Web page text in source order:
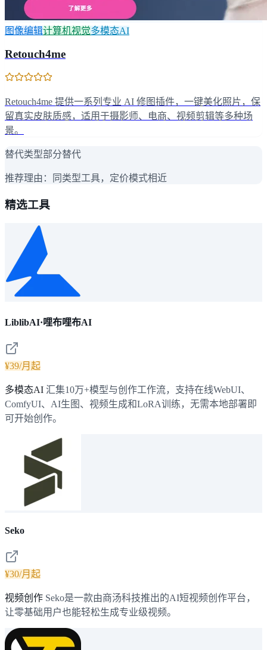
图像编辑计算机视觉多模态AI
Retouch4me
Retouch4me 提供一系列专业 AI 修图插件，一键美化照片，保
留真实皮肤质感，适用于摄影师、电商、视频剪辑等多种场
景。
替代类型部分替代
推荐理由： 同类型工具，定价模式相近
精选工具
LiblibAI·哩布哩布AI
¥39/月起
多模态AI 汇集10万+模型与创作工作流，支持在线WebUI、
ComfyUI、AI生图、视频生成和LoRA训练，无需本地部署即
可开始创作。
Seko
¥30/月起
视频创作 Seko是一款由商汤科技推出的AI短视频创作平台，
让零基础用户也能轻松生成专业级视频。